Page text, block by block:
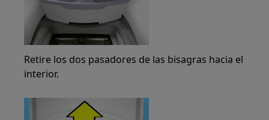
Retire los dos pasadores de las bisagras hacia el
interior.